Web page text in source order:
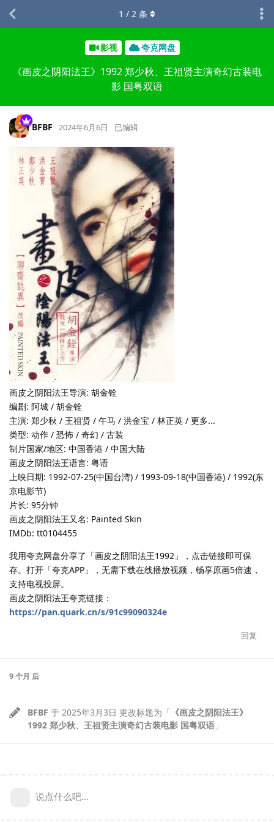
影视 夸克网盘
《画皮之阴阳法王》1992 郑少秋、王祖贤主演奇幻古装电
影 国粤双语
1 / 2 条
BFBF 2024年6月6日 已编辑
画皮之阴阳法王导演: 胡金铨
编剧: 阿城 / 胡金铨
主演: 郑少秋 / 王祖贤 / 午马 / 洪金宝 / 林正英 / 更多...
类型: 动作 / 恐怖 / 奇幻 / 古装
制片国家/地区: 中国香港 / 中国大陆
画皮之阴阳法王语言: 粤语
上映日期: 1992-07-25(中国台湾) / 1993-09-18(中国香港) / 1992(东
京电影节)
片长: 95分钟
画皮之阴阳法王又名: Painted Skin
IMDb: tt0104455
我用夸克网盘分享了「画皮之阴阳法王1992」，点击链接即可保
存。打开「夸克APP」，无需下载在线播放视频，畅享原画5倍速，
支持电视投屏。
画皮之阴阳法王夸克链接：
https://pan.quark.cn/s/91c99090324e
回复
9 个月 后
BFBF 于 2025年3月3日 更改标题为「 《画皮之阴阳法王》
1992 郑少秋、王祖贤主演奇幻古装电影 国粤双语 」
说点什么吧...